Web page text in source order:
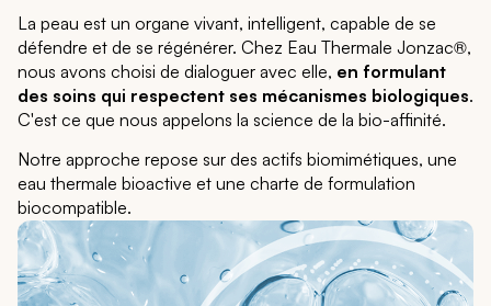
La peau est un organe vivant, intelligent, capable de se
défendre et de se régénérer. Chez Eau Thermale Jonzac®,
nous avons choisi de dialoguer avec elle, en formulant
des soins qui respectent ses mécanismes biologiques.
C'est ce que nous appelons la science de la bio-affinité.
Notre approche repose sur des actifs biomimétiques, une
eau thermale bioactive et une charte de formulation
biocompatible.